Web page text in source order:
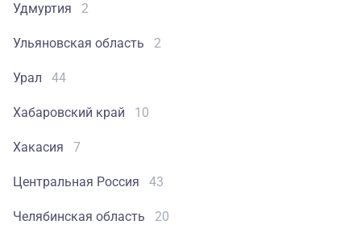
Удмуртия 2
Ульяновская область 2
Урал 44
Хабаровский край 10
Хакасия 7
Центральная Россия 43
Челябинская область 20